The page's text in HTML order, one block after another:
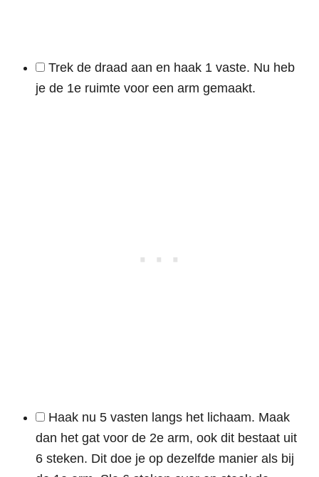
Trek de draad aan en haak 1 vaste. Nu heb
je de 1e ruimte voor een arm gemaakt.
Haak nu 5 vasten langs het lichaam. Maak
dan het gat voor de 2e arm, ook dit bestaat uit
6 steken. Dit doe je op dezelfde manier als bij